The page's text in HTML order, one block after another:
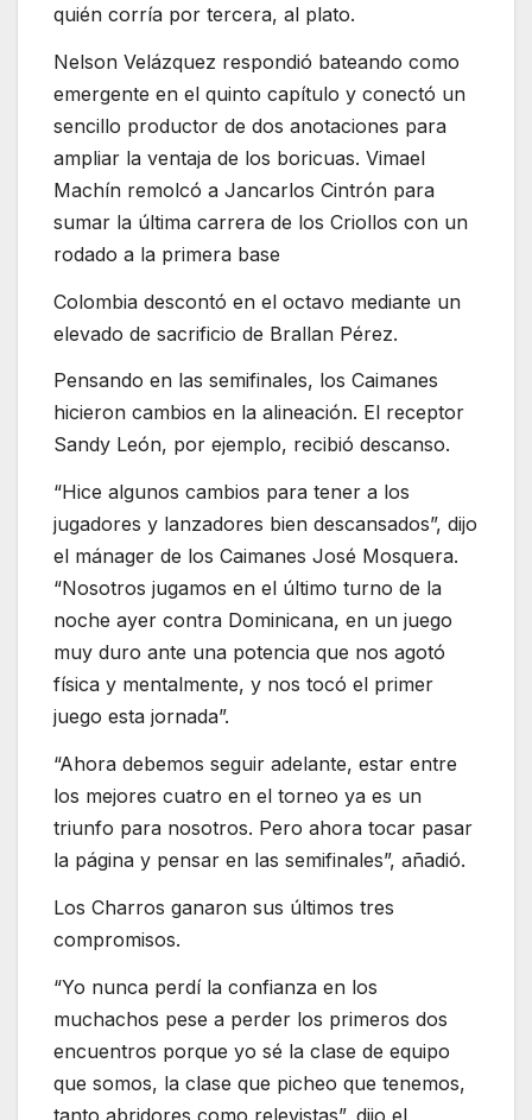
quién corría por tercera, al plato.
Nelson Velázquez respondió bateando como
emergente en el quinto capítulo y conectó un
sencillo productor de dos anotaciones para
ampliar la ventaja de los boricuas. Vimael
Machín remolcó a Jancarlos Cintrón para
sumar la última carrera de los Criollos con un
rodado a la primera base
Colombia descontó en el octavo mediante un
elevado de sacrificio de Brallan Pérez.
Pensando en las semifinales, los Caimanes
hicieron cambios en la alineación. El receptor
Sandy León, por ejemplo, recibió descanso.
“Hice algunos cambios para tener a los
jugadores y lanzadores bien descansados”, dijo
el mánager de los Caimanes José Mosquera.
“Nosotros jugamos en el último turno de la
noche ayer contra Dominicana, en un juego
muy duro ante una potencia que nos agotó
física y mentalmente, y nos tocó el primer
juego esta jornada”.
“Ahora debemos seguir adelante, estar entre
los mejores cuatro en el torneo ya es un
triunfo para nosotros. Pero ahora tocar pasar
la página y pensar en las semifinales”, añadió.
Los Charros ganaron sus últimos tres
compromisos.
“Yo nunca perdí la confianza en los
muchachos pese a perder los primeros dos
encuentros porque yo sé la clase de equipo
que somos, la clase que picheo que tenemos,
tanto abridores como relevistas”, dijo el